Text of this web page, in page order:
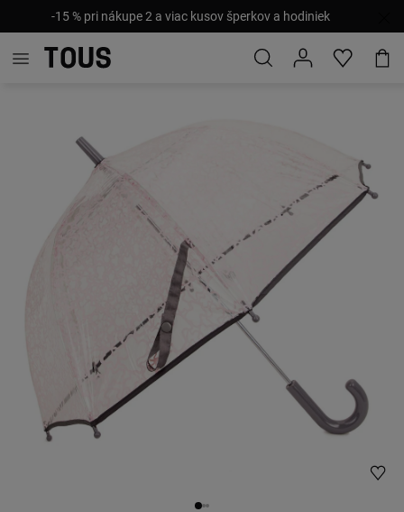
-15 % pri nákupe 2 a viac kusov šperkov a hodiniek